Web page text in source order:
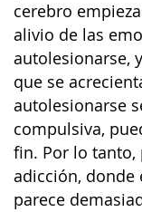
cerebro
alivio de las
autolesionarse,
que se
autolesionarse
compulsiva,
fin. Por lo tanto,
adicción, donde
parece